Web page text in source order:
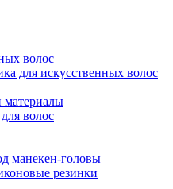
волос
для искусственных волос
материалы
волос
манекен-головы
резинки